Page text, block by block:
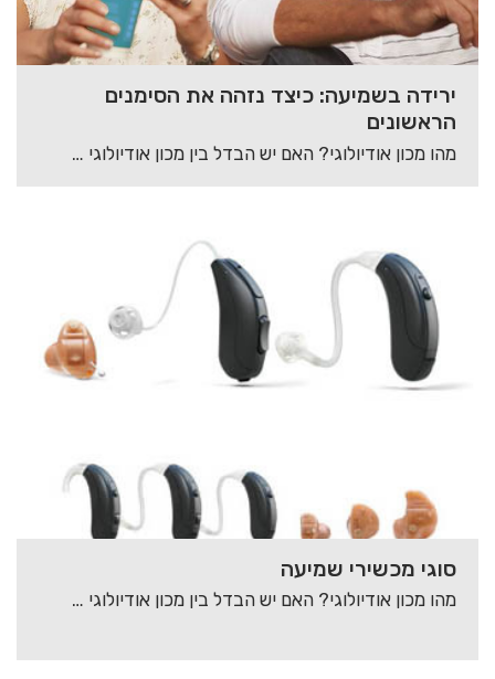
ירידה בשמיעה: כיצד נזהה את הסימנים
הראשונים
מהו מכון אודיולוגי? האם יש הבדל בין מכון אודיולוגי למכון שמיעה? איזה שירותים מוצעים לכם…
סוגי מכשירי שמיעה
מהו מכון אודיולוגי? האם יש הבדל בין מכון אודיולוגי למכון שמיעה? איזה שירותים מוצעים לכם…